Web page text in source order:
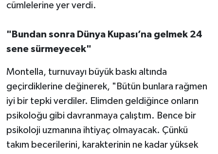
cümlelerine yer verdi.
"Bundan sonra Dünya Kupası’na gelmek 24
sene sürmeyecek"
Montella, turnuvayı büyük baskı altında
geçirdiklerine değinerek, "Bütün bunlara rağmen
iyi bir tepki verdiler. Elimden geldiğince onların
psikoloğu gibi davranmaya çalıştım. Bence bir
psikoloji uzmanına ihtiyaç olmayacak. Çünkü
takım becerilerini, karakterinin ne kadar yüksek